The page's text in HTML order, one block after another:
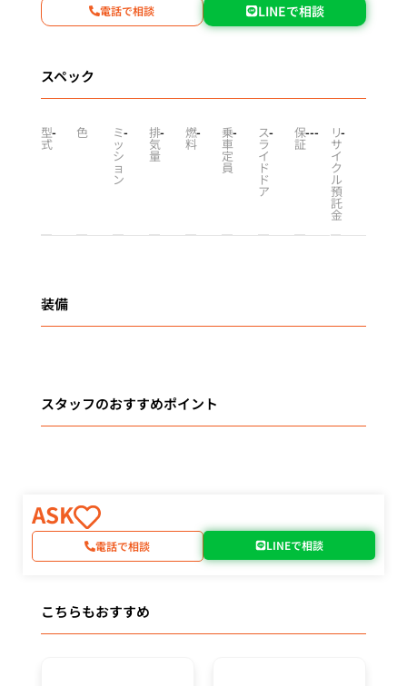
電話で相談 LINEで相談
スペック
型
式
- 色 ミ
ッ
シ
ョ
ン
- 排
気
量
- 燃
料
- 乗
車
定
員
- ス
ラ
イ
ド
ド
ア
- 保
証
--- リ
サ
イ
ク
ル
預
託
金
-
装備
スタッフのおすすめポイント
ASK
電話で相談 LINEで相談
こちらもおすすめ